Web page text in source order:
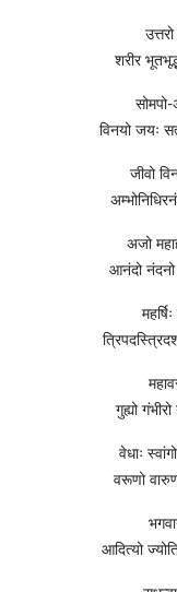
शरीर
विनयो जयः
जीवो
अजो
आनंदो नंदनो
गुह्यो
वेधाः
वरूणो
आदित्यो